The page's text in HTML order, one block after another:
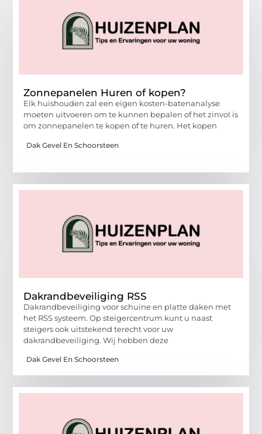
Zonnepanelen Huren of kopen?
Elk huishouden zal een eigen kosten-batenanalyse
moeten uitvoeren om te kunnen bepalen of het zinvol is
om zonnepanelen te kopen of te huren. Het kopen
Dak Gevel En Schoorsteen
Dakrandbeveiliging RSS
Dakrandbeveiliging voor schuine en platte daken met
het RSS systeem. Op steigercentrum kunt u naast
steigers ook uitstekend terecht voor uw
dakrandbeveiliging. Wij hebben deze
Dak Gevel En Schoorsteen